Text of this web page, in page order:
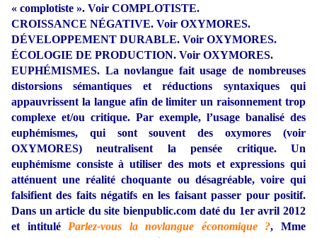
« complotiste ». Voir COMPLOTISTE.
CROISSANCE NÉGATIVE. Voir OXYMORES.
DÉVELOPPEMENT DURABLE. Voir OXYMORES.
ÉCOLOGIE DE PRODUCTION. Voir OXYMORES.
EUPHÉMISMES. La novlangue fait usage de nombreuses
distorsions sémantiques et réductions syntaxiques qui
appauvrissent la langue afin de limiter un raisonnement trop
complexe et/ou critique. Par exemple, l’usage banalisé des
euphémismes, qui sont souvent des oxymores (voir
OXYMORES) neutralisent la pensée critique. Un
euphémisme consiste à utiliser des mots et expressions qui
atténuent une réalité choquante ou désagréable, voire qui
falsifient des faits négatifs en les faisant passer pour positif.
Dans un article du site bienpublic.com daté du 1er avril 2012
et intitulé Parlez-vous la novlangue économique ?, Mme